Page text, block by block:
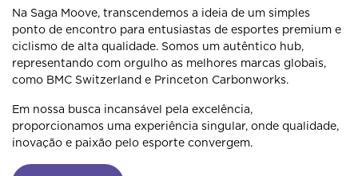
Na Saga Moove, transcendemos a ideia de um simples
ponto de encontro para entusiastas de esportes premium e
ciclismo de alta qualidade. Somos um autêntico hub,
representando com orgulho as melhores marcas globais,
como BMC Switzerland e Princeton Carbonworks.
Em nossa busca incansável pela excelência,
proporcionamos uma experiência singular, onde qualidade,
inovação e paixão pelo esporte convergem.